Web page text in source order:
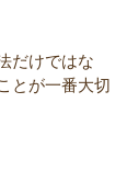
だけではな
とが一番大切